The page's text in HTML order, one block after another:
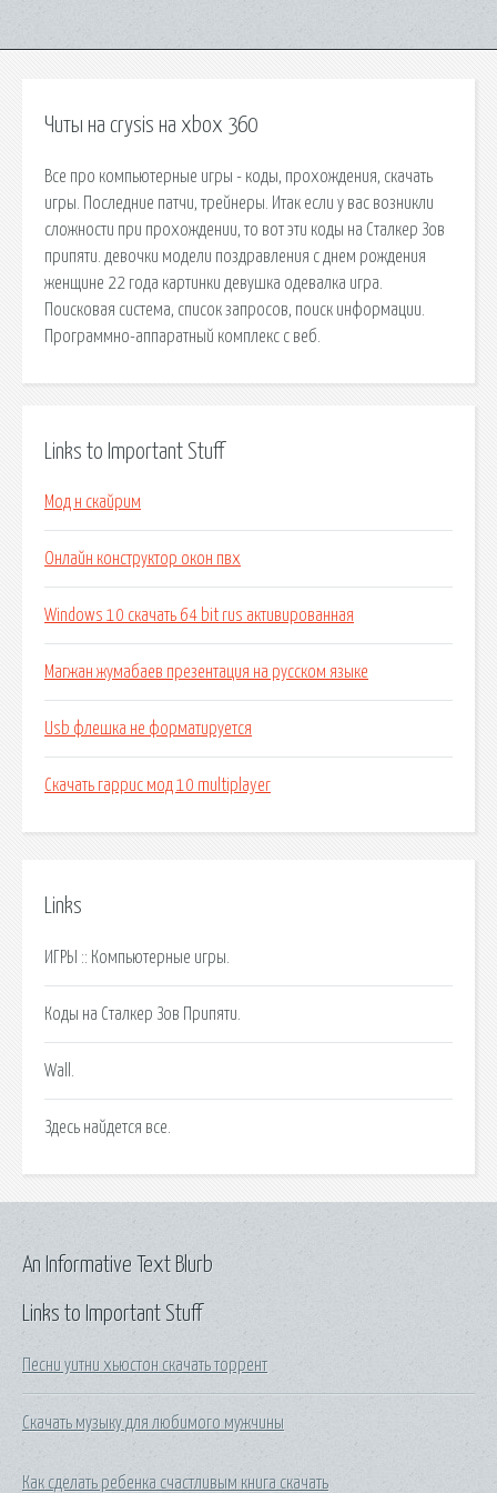
Читы на crysis на xbox 360
Все про компьютерные игры - коды, прохождения, скачать
игры. Последние патчи, трейнеры. Итак если у вас возникли
сложности при прохождении, то вот эти коды на Сталкер Зов
припяти. девочки модели поздравления с днем рождения
женщине 22 года картинки девушка одевалка игра.
Поисковая сиcтема, список запросов, поиск информации.
Программно-аппаратный комплекс с веб.
Links to Important Stuff
Мод н скайрим
Онлайн конструктор окон пвх
Windows 10 скачать 64 bit rus активированная
Магжан жумабаев презентация на русском языке
Usb флешка не форматируется
Скачать гаррис мод 10 multiplayer
Links
ИГРЫ :: Компьютерные игры.
Коды на Сталкер Зов Припяти.
Wall.
Здесь найдется все.
Links to Important Stuff
Песни уитни хьюстон скачать торрент
Скачать музыку для любимого мужчины
Как сделать ребенка счастливым книга скачать
An Informative Text Blurb